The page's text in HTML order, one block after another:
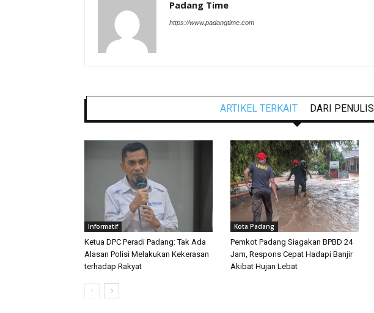
Padang Time
https://www.padangtime.com
ARTIKEL TERKAIT DARI PENULIS
Informatif
Ketua DPC Peradi Padang: Tak Ada
Alasan Polisi Melakukan Kekerasan
terhadap Rakyat
Kota Padang
Pemkot Padang Siagakan BPBD 24
Jam, Respons Cepat Hadapi Banjir
Akibat Hujan Lebat